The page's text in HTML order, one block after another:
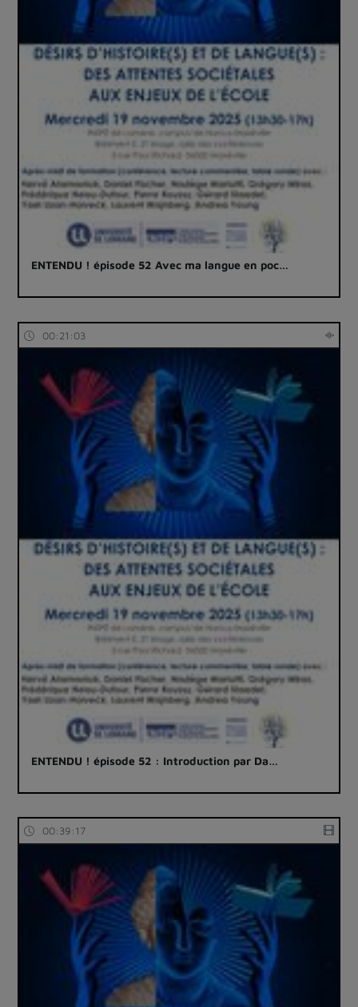
ENTENDU ! épisode 52 Avec ma langue en poc…
00:21:03
ENTENDU ! épisode 52 : Introduction par Da…
00:39:17